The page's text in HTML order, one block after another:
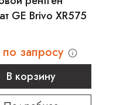
GE Brivo XR575
запросу
В корзину